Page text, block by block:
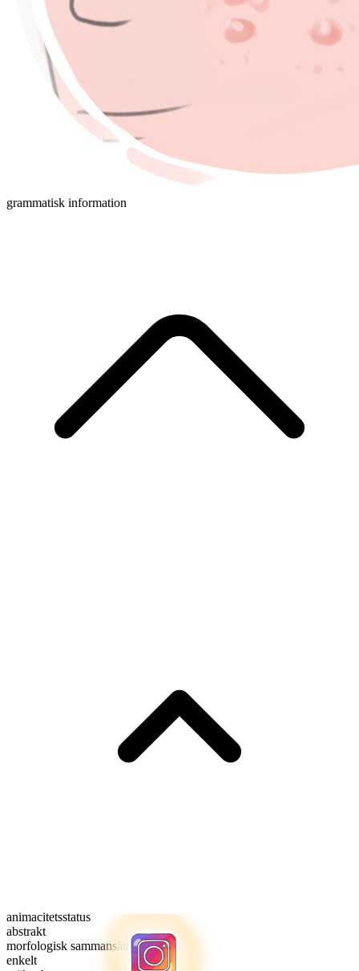
grammatisk information
animacitetsstatus
abstrakt
morfologisk sammansättning
enkelt